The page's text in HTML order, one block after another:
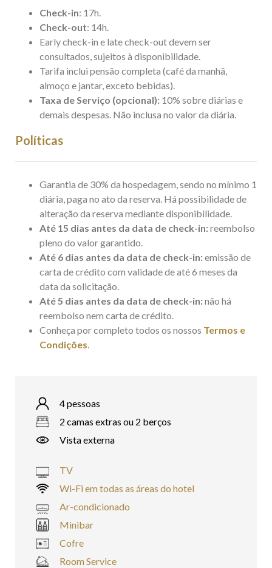
Check-in: 17h.
Check-out: 14h.
Early check-in e late check-out devem ser
consultados, sujeitos à disponibilidade.
Tarifa inclui pensão completa (café da manhã,
almoço e jantar, exceto bebidas).
Taxa de Serviço (opcional): 10% sobre diárias e
demais despesas. Não inclusa no valor da diária.
Políticas
​Garantia de 30% da hospedagem, sendo no mínimo 1
diária, paga no ato da reserva. Há possibilidade de
alteração da reserva mediante disponibilidade.
Até 15 dias antes da data de check-in:reembolso
pleno do valor garantido.
Até 6 dias antes da data de check-in:emissão de
carta de crédito com validade de até 6 meses da
data da solicitação.
Até 5 dias antes da data de check-in:não há
reembolso nem carta de crédito.
Conheça por completo todos os nossos Termos e
Condições.
4 pessoas
2 camas extras ou 2 berços
Vista externa
TV
Wi-Fi em todas as áreas do hotel
Ar-condicionado
Minibar
Cofre
Room Service